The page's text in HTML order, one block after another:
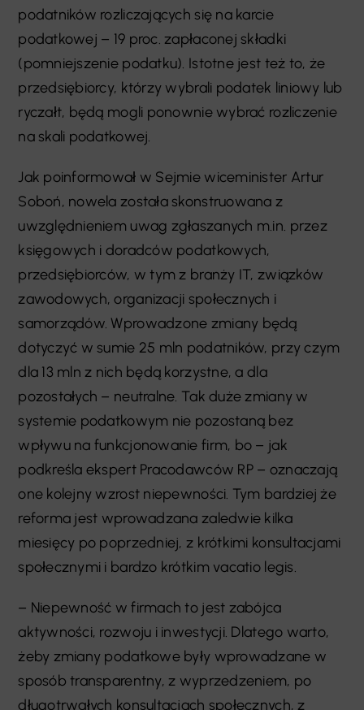
podatników rozliczających się na karcie
podatkowej – 19 proc. zapłaconej składki
(pomniejszenie podatku). Istotne jest też to, że
przedsiębiorcy, którzy wybrali podatek liniowy lub
ryczałt, będą mogli ponownie wybrać rozliczenie
na skali podatkowej.
Jak poinformował w Sejmie wiceminister Artur
Soboń, nowela została skonstruowana z
uwzględnieniem uwag zgłaszanych m.in. przez
księgowych i doradców podatkowych,
przedsiębiorców, w tym z branży IT, związków
zawodowych, organizacji społecznych i
samorządów. Wprowadzone zmiany będą
dotyczyć w sumie 25 mln podatników, przy czym
dla 13 mln z nich będą korzystne, a dla
pozostałych – neutralne. Tak duże zmiany w
systemie podatkowym nie pozostaną bez
wpływu na funkcjonowanie firm, bo – jak
podkreśla ekspert Pracodawców RP – oznaczają
one kolejny wzrost niepewności. Tym bardziej że
reforma jest wprowadzana zaledwie kilka
miesięcy po poprzedniej, z krótkimi konsultacjami
społecznymi i bardzo krótkim vacatio legis.
– Niepewność w firmach to jest zabójca
aktywności, rozwoju i inwestycji. Dlatego warto,
żeby zmiany podatkowe były wprowadzane w
sposób transparentny, z wyprzedzeniem, po
długotrwałych konsultacjach społecznych, z